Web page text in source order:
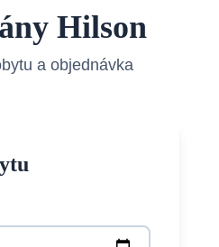
Hilson
a objednávka